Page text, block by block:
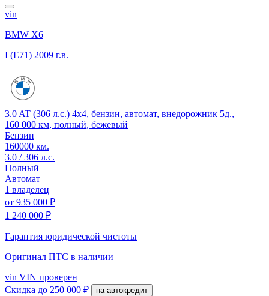
vin
BMW X6
I (E71) 2009 г.в.
3.0 AT (306 л.с.) 4x4, бензин, автомат, внедорожник 5д.,
160 000 км, полный, бежевый
Бензин
160000 км.
3.0 / 306 л.с.
Полный
Автомат
1 владелец
от 935 000 ₽
1 240 000 ₽
Гарантия юридической чистоты
Оригинал ПТС в наличии
vin VIN проверен
Скидка до 250 000 ₽ на автокредит